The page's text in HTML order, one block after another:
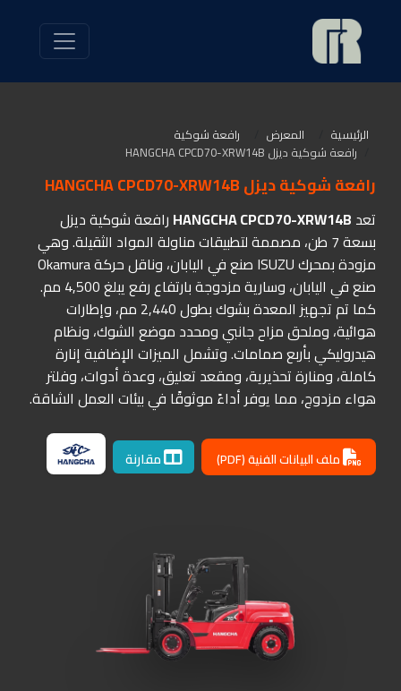
الرئيسية المعرض
رافعة شوكية
رافعة شوكية ديزل HANGCHA CPCD70-XRW14B
رافعة شوكية ديزل HANGCHA CPCD70-XRW14B
تعد HANGCHA CPCD70-XRW14B رافعة شوكية ديزل
بسعة 7 طن، مصممة لتطبيقات مناولة المواد الثقيلة. وهي
مزودة بمحرك ISUZU صنع في اليابان، وناقل حركة Okamura
صنع في اليابان، وسارية مزدوجة بارتفاع رفع يبلغ 4,500 مم.
كما تم تجهيز المعدة بشوك بطول 2,440 مم، وإطارات
هوائية، وملحق مزاح جانبي ومحدد موضع الشوك، ونظام
هيدروليكي بأربع صمامات. وتشمل الميزات الإضافية إنارة
كاملة، ومنارة تحذيرية، ومقعد تعليق، وعدة أدوات، وفلتر
هواء مزدوج، مما يوفر أداءً موثوقًا في بيئات العمل الشاقة.
ملف البيانات الفنية (PDF) مقارنة